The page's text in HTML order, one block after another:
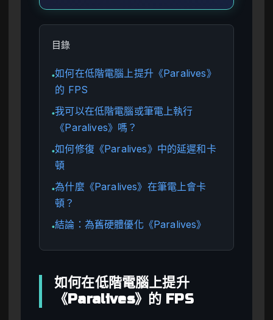
目錄
●如何在低階電腦上提升《Paralives》
的 FPS
●我可以在低階電腦或筆電上執行
《Paralives》嗎？
●如何修復《Paralives》中的延遲和卡
頓
●為什麼《Paralives》在筆電上會卡
頓？
●結論：為舊硬體優化《Paralives》
如何在低階電腦上提升
《Paralives》的 FPS